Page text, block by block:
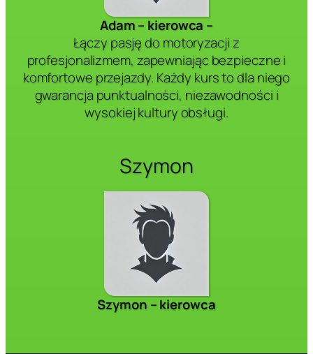
Adam – kierowca –
Łączy pasję do motoryzacji z
profesjonalizmem, zapewniając bezpieczne i
komfortowe przejazdy. Każdy kurs to dla niego
gwarancja punktualności, niezawodności i
wysokiej kultury obsługi.
Szymon
Szymon – kierowca